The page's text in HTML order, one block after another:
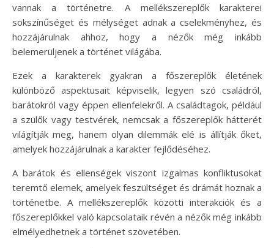
vannak a történetre. A mellékszereplők karakterei
sokszínűséget és mélységet adnak a cselekményhez, és
hozzájárulnak ahhoz, hogy a nézők még inkább
belemerüljenek a történet világába.
Ezek a karakterek gyakran a főszereplők életének
különböző aspektusait képviselik, legyen szó családról,
barátokról vagy éppen ellenfelekről. A családtagok, például
a szülők vagy testvérek, nemcsak a főszereplők hátterét
világítják meg, hanem olyan dilemmák elé is állítják őket,
amelyek hozzájárulnak a karakter fejlődéséhez.
A barátok és ellenségek viszont izgalmas konfliktusokat
teremtő elemek, amelyek feszültséget és drámát hoznak a
történetbe. A mellékszereplők közötti interakciók és a
főszereplőkkel való kapcsolataik révén a nézők még inkább
elmélyedhetnek a történet szövetében.